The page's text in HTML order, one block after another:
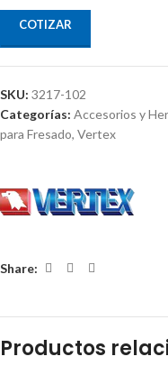
COTIZAR
SKU: 3217-102
Categorías: Accesorios y
para Fresado, Vertex
Share:
Productos